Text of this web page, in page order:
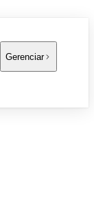
Gerenciar